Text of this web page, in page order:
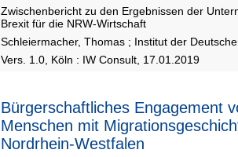
Zwischenbericht zu den Ergebnissen der
Brexit für die NRW-Wirtschaft
Schleiermacher, Thomas ; Institut der
Vers. 1.0, Köln : IW Consult, 17.01.2019
Bürgerschaftliches Engagement
Menschen mit
Nordrhein-Westfalen